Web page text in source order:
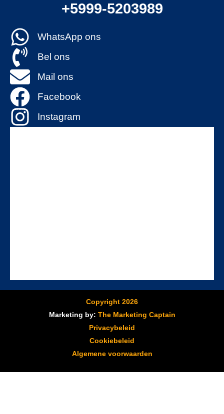
+5999-5203989
WhatsApp ons
Bel ons
Mail ons
Facebook
Instagram
Copyright 2026
Marketing by: The Marketing Captain
Privacybeleid
Cookiebeleid
Algemene voorwaarden